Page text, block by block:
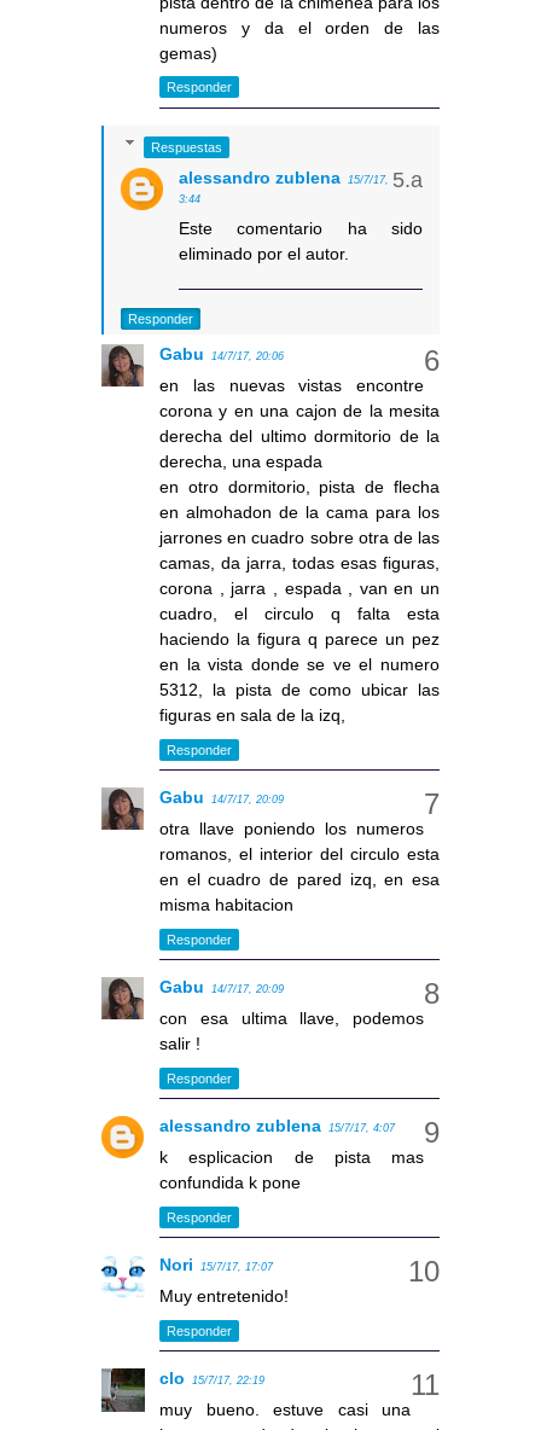
numeros y da el orden de las
gemas)
Responder
Respuestas
alessandro zublena 15/7/17,
3:44
Este comentario ha sido
eliminado por el autor.
Responder
Gabu 14/7/17, 20:06
en las nuevas vistas encontre
corona y en una cajon de la mesita
derecha del ultimo dormitorio de la
derecha, una espada
en otro dormitorio, pista de flecha
en almohadon de la cama para los
jarrones en cuadro sobre otra de las
camas, da jarra, todas esas figuras,
corona , jarra , espada , van en un
cuadro, el circulo q falta esta
haciendo la figura q parece un pez
en la vista donde se ve el numero
5312, la pista de como ubicar las
figuras en sala de la izq,
Responder
Gabu 14/7/17, 20:09
otra llave poniendo los numeros
romanos, el interior del circulo esta
en el cuadro de pared izq, en esa
misma habitacion
Responder
Gabu 14/7/17, 20:09
con esa ultima llave, podemos
salir !
Responder
alessandro zublena 15/7/17, 4:07
k esplicacion de pista mas
confundida k pone
Responder
Nori 15/7/17, 17:07
Muy entretenido!
Responder
clo 15/7/17, 22:19
muy bueno. estuve casi una